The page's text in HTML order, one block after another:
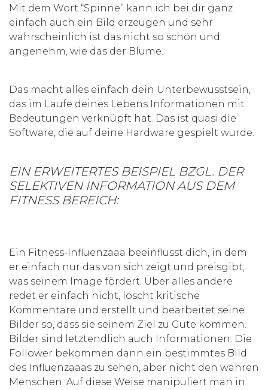
Mit dem Wort “Spinne” kann ich bei dir ganz
einfach auch ein Bild erzeugen und sehr
wahrscheinlich ist das nicht so schön und
angenehm, wie das der Blume.
Das macht alles einfach dein Unterbewusstsein,
das im Laufe deines Lebens Informationen mit
Bedeutungen verknüpft hat. Das ist quasi die
Software, die auf deine Hardware gespielt wurde.
EIN ERWEITERTES BEISPIEL BZGL. DER
SELEKTIVEN INFORMATION AUS DEM
FITNESS BEREICH:
Ein Fitness-Influenzaaa beeinflusst dich, in dem
er einfach nur das von sich zeigt und preisgibt,
was seinem Image fördert. Über alles andere
redet er einfach nicht, löscht kritische
Kommentare und erstellt und bearbeitet seine
Bilder so, dass sie seinem Ziel zu Gute kommen.
Bilder sind letztendlich auch Informationen. Die
Follower bekommen dann ein bestimmtes Bild
des Influenzaaas zu sehen, aber nicht den wahren
Menschen. Auf diese Weise manipuliert man in